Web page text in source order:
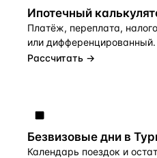
Ипотечный
Платёж, переплата,
или дифференцированный.
Рассчитать →
Безвизовые дни в
Календарь поездок и